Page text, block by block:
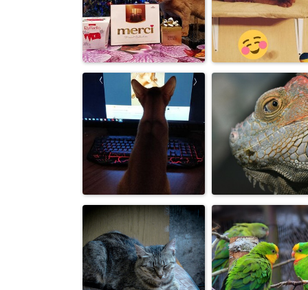
Абиссинец Бакс
так собирается на
прог...
Абиссинец
задремал
лесной ...
Абиссинец Бакс
Merci спасибо что
ты е...
Абиссинец
достойный
джентльмен?